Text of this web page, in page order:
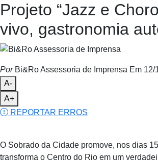
Projeto “Jazz e
vivo, gastronomia
PorBi&Ro Assessoria de Imprensa Em 12/
A-
A+
REPORTAR ERROS
O Sobrado da Cidade promove, nos dias
transforma o Centro do Rio em um